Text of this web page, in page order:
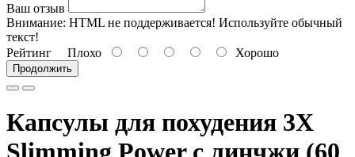
Ваш отзыв
Внимание: HTML не поддерживается! Используйте обычный
текст!
Рейтинг Плохо Хорошо
Продолжить
Капсулы для похудения 3Х